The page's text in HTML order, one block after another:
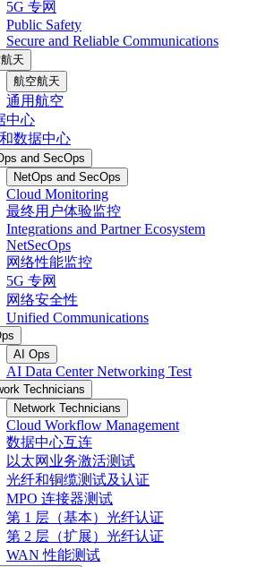
5G 专网
Public Safety
Secure and Reliable Communications
天
航空航天
通用航空
中心
数据中心
and SecOps
NetOps and SecOps
Cloud Monitoring
最终用户体验监控
Integrations and Partner Ecosystem
NetSecOps
网络性能监控
5G 专网
网络安全性
Unified Communications
AI Ops
AI Data Center Networking Test
Technicians
Network Technicians
Cloud Workflow Management
数据中心互连
以太网业务激活测试
光纤和铜缆测试及认证
MPO 连接器测试
第 1 层（基本）光纤认证
第 2 层（扩展）光纤认证
WAN 性能测试